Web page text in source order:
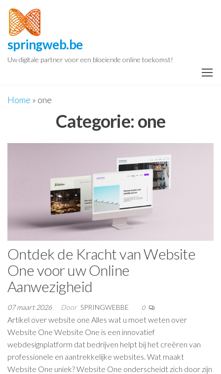
Spring
naar
de
inhoud
springweb.be
Uw digitale partner voor een bloeiende online toekomst!
Home » one
Categorie: one
Ontdek de Kracht van Website
One voor uw Online
Aanwezigheid
07 maart 2026 Door SPRINGWEBBE 0
Artikel over website one Alles wat u moet weten over
Website One Website One is een innovatief
webdesignplatform dat bedrijven helpt bij het creëren van
professionele en aantrekkelijke websites. Wat maakt
Website One uniek? Website One onderscheidt zich door zijn